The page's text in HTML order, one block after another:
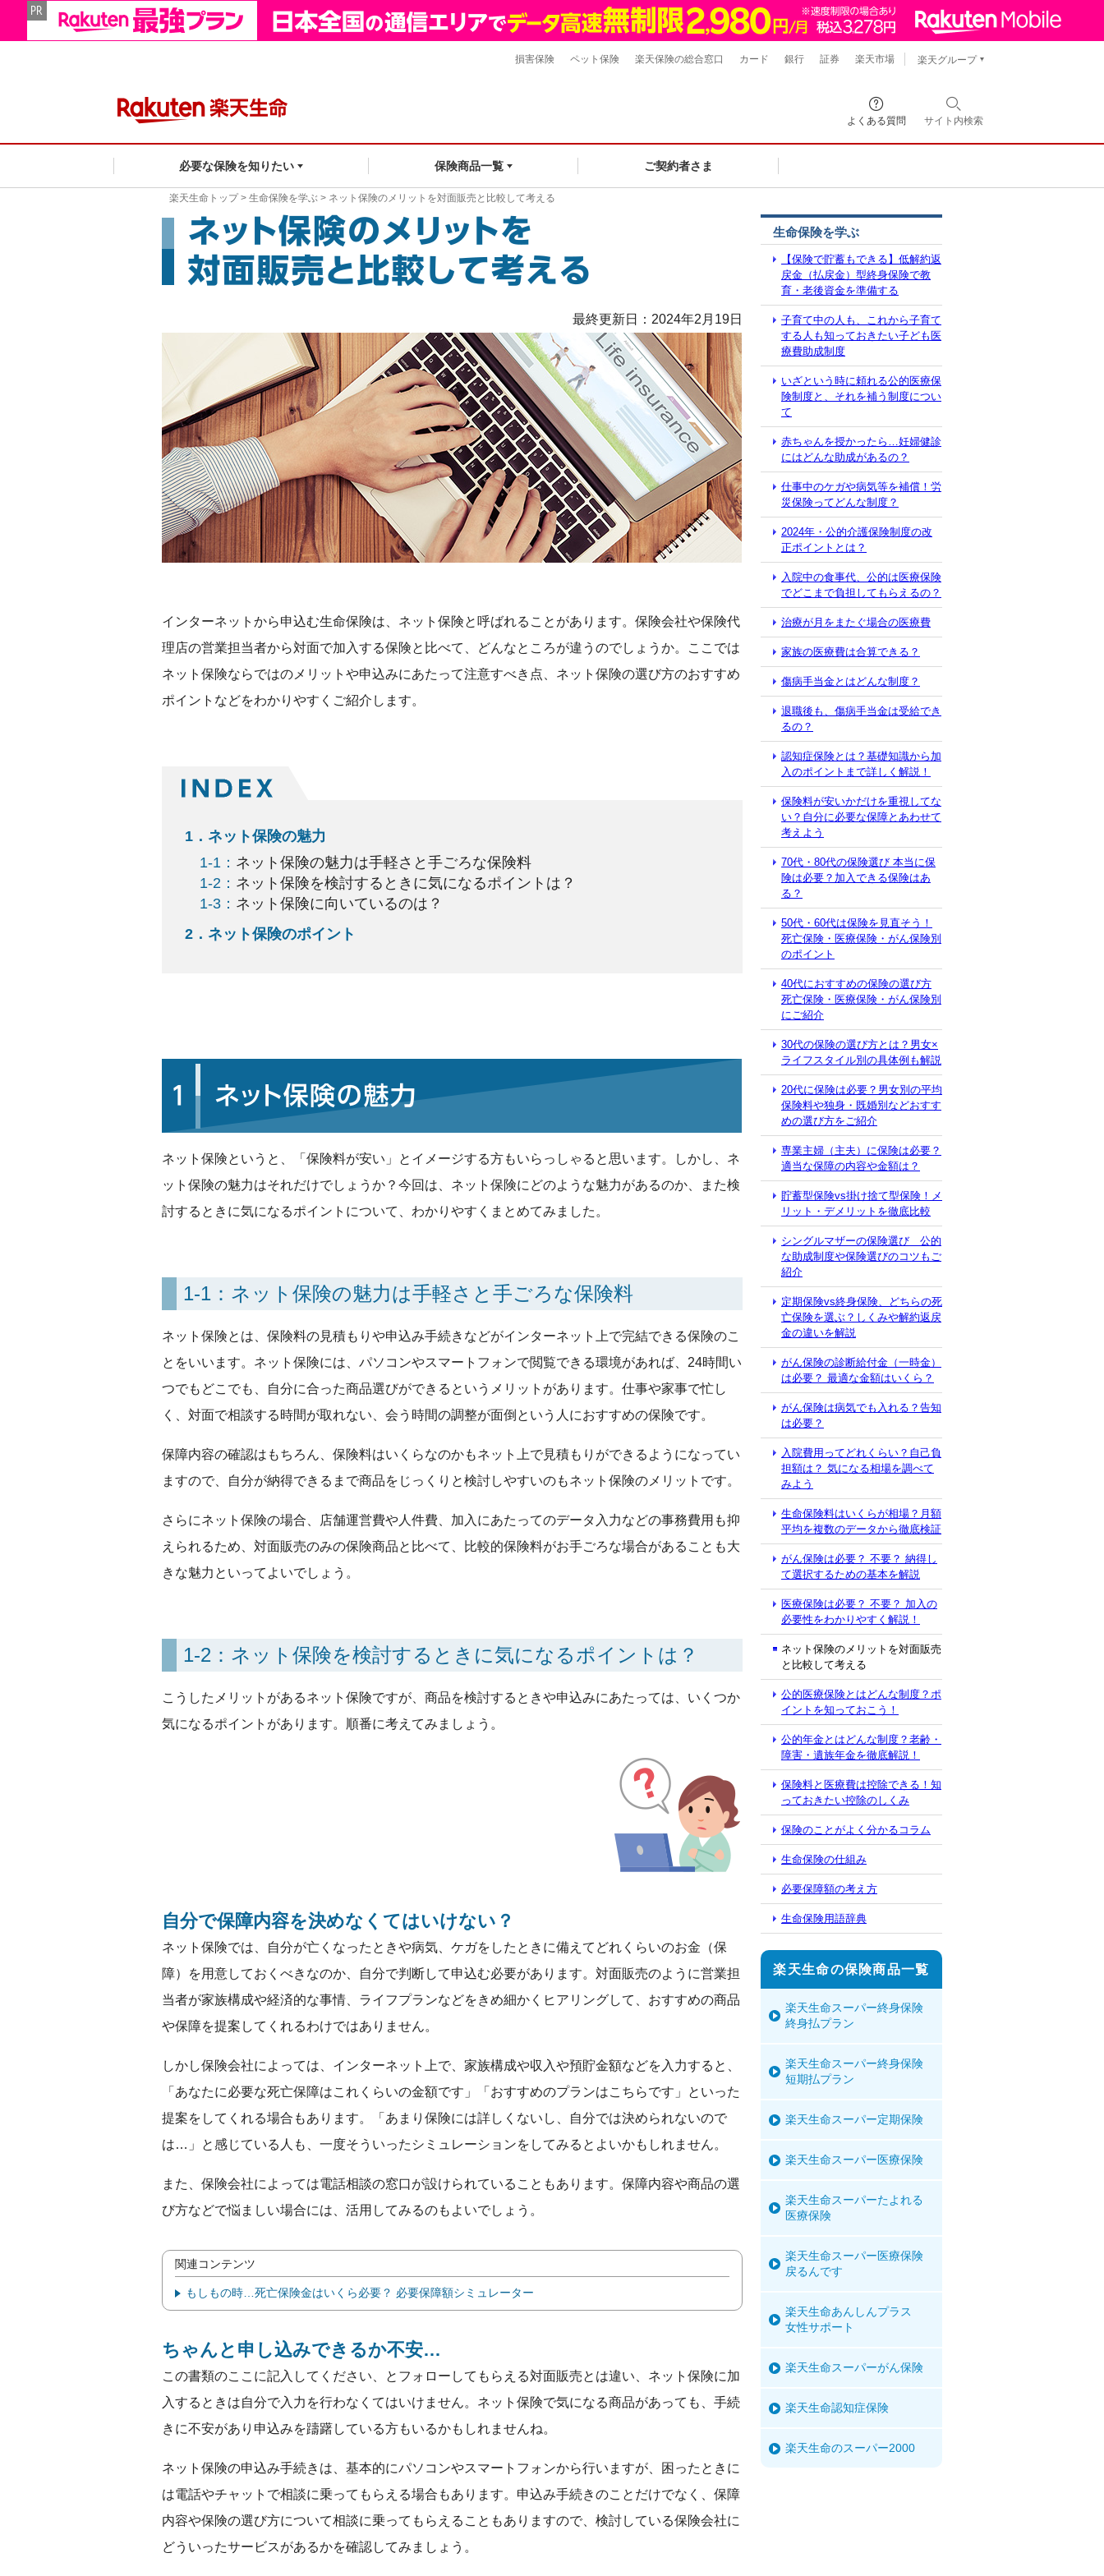
よくある質問 サイト内検索
必要な保険を知りたい 保険商品一覧 ご契約者さま
損害保険 ペット保険 楽天保険の総合窓口 カード 銀行 証券 楽天市場 楽天グループ
楽天生命トップ> 生命保険を学ぶ > ネット保険のメリットを対面販売と比較して考える
最終更新日：2024年2月19日
インターネットから申込む生命保険は、ネット保険と呼ばれることがあります。保険会社や保険代
理店の営業担当者から対面で加入する保険と比べて、どんなところが違うのでしょうか。ここでは
ネット保険ならではのメリットや申込みにあたって注意すべき点、ネット保険の選び方のおすすめ
ポイントなどをわかりやすくご紹介します。
1．ネット保険の魅力
1-1： ネット保険の魅力は手軽さと手ごろな保険料
1-2： ネット保険を検討するときに気になるポイントは？
1-3： ネット保険に向いているのは？
2．ネット保険のポイント
ネット保険というと、「保険料が安い」とイメージする方もいらっしゃると思います。しかし、ネ
ット保険の魅力はそれだけでしょうか？今回は、ネット保険にどのような魅力があるのか、また検
討するときに気になるポイントについて、わかりやすくまとめてみました。
1-1：ネット保険の魅力は手軽さと手ごろな保険料
ネット保険とは、保険料の見積もりや申込み手続きなどがインターネット上で完結できる保険のこ
とをいいます。ネット保険には、パソコンやスマートフォンで閲覧できる環境があれば、24時間い
つでもどこでも、自分に合った商品選びができるというメリットがあります。仕事や家事で忙し
く、対面で相談する時間が取れない、会う時間の調整が面倒という人におすすめの保険です。
保障内容の確認はもちろん、保険料はいくらなのかもネット上で見積もりができるようになってい
ますので、自分が納得できるまで商品をじっくりと検討しやすいのもネット保険のメリットです。
さらにネット保険の場合、店舗運営費や人件費、加入にあたってのデータ入力などの事務費用も抑
えられるため、対面販売のみの保険商品と比べて、比較的保険料がお手ごろな場合があることも大
きな魅力といってよいでしょう。
1-2：ネット保険を検討するときに気になるポイントは？
こうしたメリットがあるネット保険ですが、商品を検討するときや申込みにあたっては、いくつか
気になるポイントがあります。順番に考えてみましょう。
自分で保障内容を決めなくてはいけない？
ネット保険では、自分が亡くなったときや病気、ケガをしたときに備えてどれくらいのお金（保
障）を用意しておくべきなのか、自分で判断して申込む必要があります。対面販売のように営業担
当者が家族構成や経済的な事情、ライフプランなどをきめ細かくヒアリングして、おすすめの商品
や保障を提案してくれるわけではありません。
しかし保険会社によっては、インターネット上で、家族構成や収入や預貯金額などを入力すると、
「あなたに必要な死亡保障はこれくらいの金額です」「おすすめのプランはこちらです」といった
提案をしてくれる場合もあります。「あまり保険には詳しくないし、自分では決められないので
は…」と感じている人も、一度そういったシミュレーションをしてみるとよいかもしれません。
また、保険会社によっては電話相談の窓口が設けられていることもあります。保障内容や商品の選
び方などで悩ましい場合には、活用してみるのもよいでしょう。
関連コンテンツ
もしもの時…死亡保険金はいくら必要？ 必要保障額シミュレーター
ちゃんと申し込みできるか不安…
この書類のここに記入してください、とフォローしてもらえる対面販売とは違い、ネット保険に加
入するときは自分で入力を行わなくてはいけません。ネット保険で気になる商品があっても、手続
きに不安があり申込みを躊躇している方もいるかもしれませんね。
ネット保険の申込み手続きは、基本的にパソコンやスマートフォンから行いますが、困ったときに
は電話やチャットで相談に乗ってもらえる場合もあります。申込み手続きのことだけでなく、保障
内容や保険の選び方について相談に乗ってもらえることもありますので、検討している保険会社に
どういったサービスがあるかを確認してみましょう。
生命保険を学ぶ
【保険で貯蓄もできる】低解約返
戻金（払戻金）型終身保険で教
育・老後資金を準備する
子育て中の人も、これから子育て
する人も知っておきたい子ども医
療費助成制度
いざという時に頼れる公的医療保
険制度と、それを補う制度につい
て
赤ちゃんを授かったら…妊婦健診
にはどんな助成があるの？
仕事中のケガや病気等を補償！労
災保険ってどんな制度？
2024年・公的介護保険制度の改
正ポイントとは？
入院中の食事代、公的は医療保険
でどこまで負担してもらえるの？
治療が月をまたぐ場合の医療費
家族の医療費は合算できる？
傷病手当金とはどんな制度？
退職後も、傷病手当金は受給でき
るの？
認知症保険とは？基礎知識から加
入のポイントまで詳しく解説！
保険料が安いかだけを重視してな
い？自分に必要な保障とあわせて
考えよう
70代・80代の保険選び 本当に保
険は必要？加入できる保険はあ
る？
50代・60代は保険を見直そう！
死亡保険・医療保険・がん保険別
のポイント
40代におすすめの保険の選び方
死亡保険・医療保険・がん保険別
にご紹介
30代の保険の選び方とは？男女×
ライフスタイル別の具体例も解説
20代に保険は必要？男女別の平均
保険料や独身・既婚別などおすす
めの選び方をご紹介
専業主婦（主夫）に保険は必要？
適当な保障の内容や金額は？
貯蓄型保険vs掛け捨て型保険！メ
リット・デメリットを徹底比較
シングルマザーの保険選び 公的
な助成制度や保険選びのコツもご
紹介
定期保険vs終身保険、どちらの死
亡保険を選ぶ？しくみや解約返戻
金の違いを解説
がん保険の診断給付金（一時金）
は必要？ 最適な金額はいくら？
がん保険は病気でも入れる？告知
は必要？
入院費用ってどれくらい？自己負
担額は？ 気になる相場を調べて
みよう
生命保険料はいくらが相場？月額
平均を複数のデータから徹底検証
がん保険は必要？ 不要？ 納得し
て選択するための基本を解説
医療保険は必要？ 不要？ 加入の
必要性をわかりやすく解説！
ネット保険のメリットを対面販売
と比較して考える
公的医療保険とはどんな制度？ポ
イントを知っておこう！
公的年金とはどんな制度？老齢・
障害・遺族年金を徹底解説！
保険料と医療費は控除できる！知
っておきたい控除のしくみ
保険のことがよく分かるコラム
生命保険の仕組み
必要保障額の考え方
生命保険用語辞典
楽天生命の保険商品一覧
楽天生命スーパー終身保険
終身払プラン
楽天生命スーパー終身保険
短期払プラン
楽天生命スーパー定期保険
楽天生命スーパー医療保険
楽天生命スーパーたよれる
医療保険
楽天生命スーパー医療保険
戻るんです
楽天生命あんしんプラス
女性サポート
楽天生命スーパーがん保険
楽天生命認知症保険
楽天生命のスーパー2000